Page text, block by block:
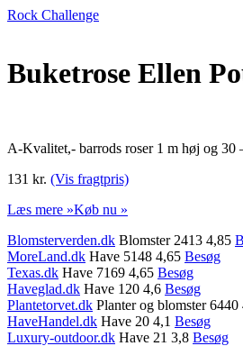
Rock Challenge
Buketrose Ellen
A-Kvalitet,- barrods roser 1 m høj og
131 kr. (Vis fragtpris)
Læs mere »Køb nu »
Blomsterverden.dk Blomster 2413 4,85
MoreLand.dk Have 5148 4,65 Besøg
Texas.dk Have 7169 4,65 Besøg
Haveglad.dk Have 120 4,6 Besøg
Plantetorvet.dk Planter og blomster 6440
HaveHandel.dk Have 20 4,1 Besøg
Luxury-outdoor.dk Have 21 3,8 Besøg